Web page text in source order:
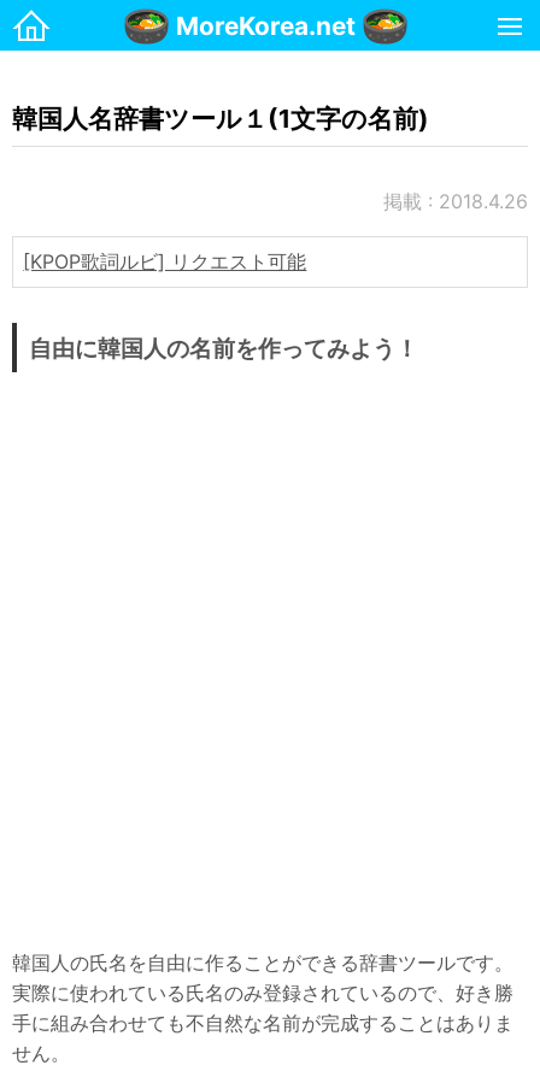
MoreKorea.net
韓国生活
携帯電話
治安・安全
名前
国際郵便(日本→韓国)
韓国生活ノウハウ
韓国料理・食べ物
韓国旅行
韓国人名辞書ツール１(1文字の名前)
掲載 : 2018.4.26
[KPOP歌詞ルビ] リクエスト可能
自由に韓国人の名前を作ってみよう！
韓国人の氏名を自由に作ることができる辞書ツールです。
実際に使われている氏名のみ登録されているので、好き勝
手に組み合わせても不自然な名前が完成することはありま
せん。